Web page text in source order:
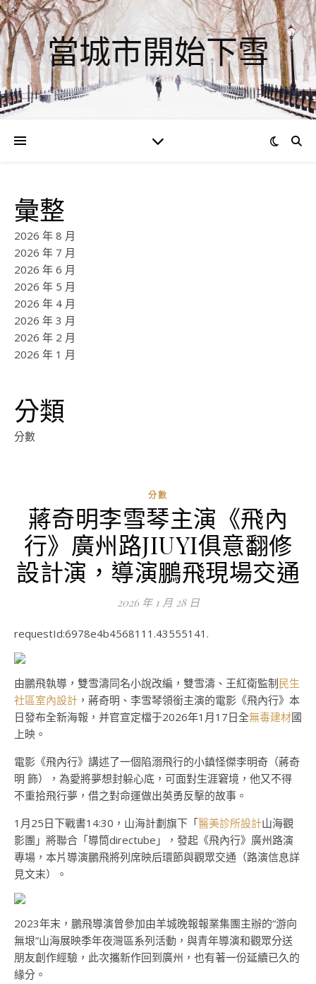
當城市開始下雪
彙整
2026 年 8 月
2026 年 7 月
2026 年 6 月
2026 年 5 月
2026 年 4 月
2026 年 3 月
2026 年 2 月
2026 年 1 月
分類
分數
分數
蔣奇明李雪琴主演《飛內
行》廣州路JIUYI俱意翻修
設計演，導演鵬飛現場交通
2026 年 1 月 28 日
requestId:6978e4b4568111.43555141.
由鵬飛執導，雙雪濤同名小說改編，雙雪濤、王紅衛監制民生
社區室內設計 ，蔣奇明、李雪琴領銜主演的電影《飛內行》本
日發布全新海報，并官宣定檔于2026年1月17日全無毒建材國
上映。
電影《飛內行》講述了一個陷溺飛行的小鎮怪傑李明奇（蔣奇
明 飾），為愛將夢想封躲心底，可面對生涯窘境，他又不得
不重拾飛行夢，借之對命運做出英勇反擊的故事。
1月25日下戰書14:30，山海計劃旗下「醫美診所設計山海觀
影團」將聯合「導筒directube」，發起《飛內行》廣州路演
專場，本片導演鵬飛將列席映后環節與觀眾交通（路演信息詳
見文末）。
2023年末，鵬飛導演曾參加由羊城晚報報業集團主辦的“游向
無垠”山海展映季年夜灣區系列活動，與青年導演和觀眾分送
朋友創作經驗，此次攜新作回到廣州，也有著一份延續已久的
緣分。